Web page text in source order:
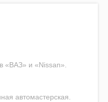
«ВАЗ» и «Nissan».
автомастерская.